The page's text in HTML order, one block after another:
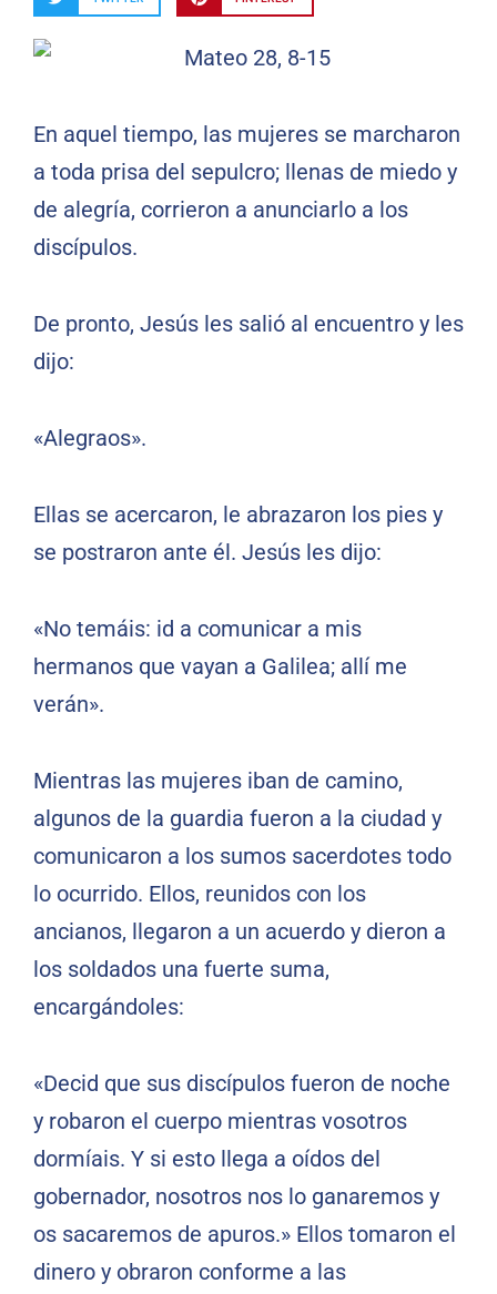
En aquel tiempo, las mujeres se marcharon
a toda prisa del sepulcro; llenas de miedo y
de alegría, corrieron a anunciarlo a los
discípulos.
De pronto, Jesús les salió al encuentro y les
dijo:
«Alegraos».
Ellas se acercaron, le abrazaron los pies y
se postraron ante él. Jesús les dijo:
«No temáis: id a comunicar a mis
hermanos que vayan a Galilea; allí me
verán».
Mientras las mujeres iban de camino,
algunos de la guardia fueron a la ciudad y
comunicaron a los sumos sacerdotes todo
lo ocurrido. Ellos, reunidos con los
ancianos, llegaron a un acuerdo y dieron a
los soldados una fuerte suma,
encargándoles:
«Decid que sus discípulos fueron de noche
y robaron el cuerpo mientras vosotros
dormíais. Y si esto llega a oídos del
gobernador, nosotros nos lo ganaremos y
os sacaremos de apuros.» Ellos tomaron el
dinero y obraron conforme a las